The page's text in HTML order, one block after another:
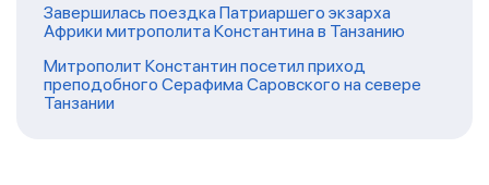
Завершилась поездка Патриаршего экзарха
Африки митрополита Константина в Танзанию
Митрополит Константин посетил приход
преподобного Серафима Саровского на севере
Танзании